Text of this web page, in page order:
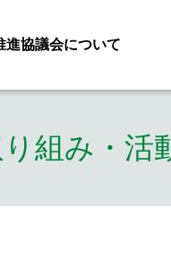
進協議会について
組み・活